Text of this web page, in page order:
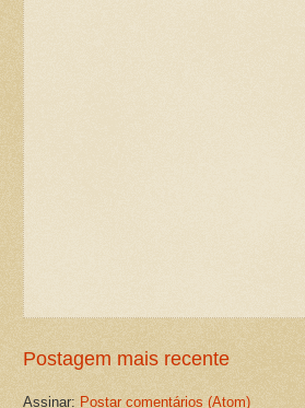
Postagem mais recente
Assinar: Postar comentários (Atom)